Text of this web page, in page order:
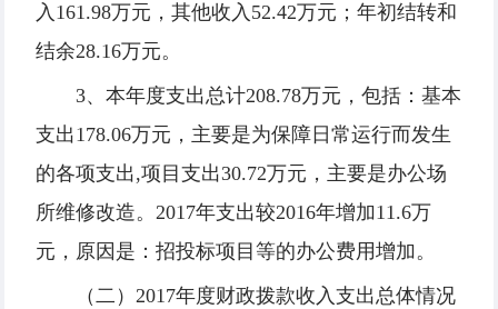
入161.98万元，其他收入52.42万元；年初结转和
结余28.16万元。
3、本年度支出总计208.78万元，包括：基本
支出178.06万元，主要是为保障日常运行而发生
的各项支出,项目支出30.72万元，主要是办公场
所维修改造。2017年支出较2016年增加11.6万
元，原因是：招投标项目等的办公费用增加。
（二）2017年度财政拨款收入支出总体情况